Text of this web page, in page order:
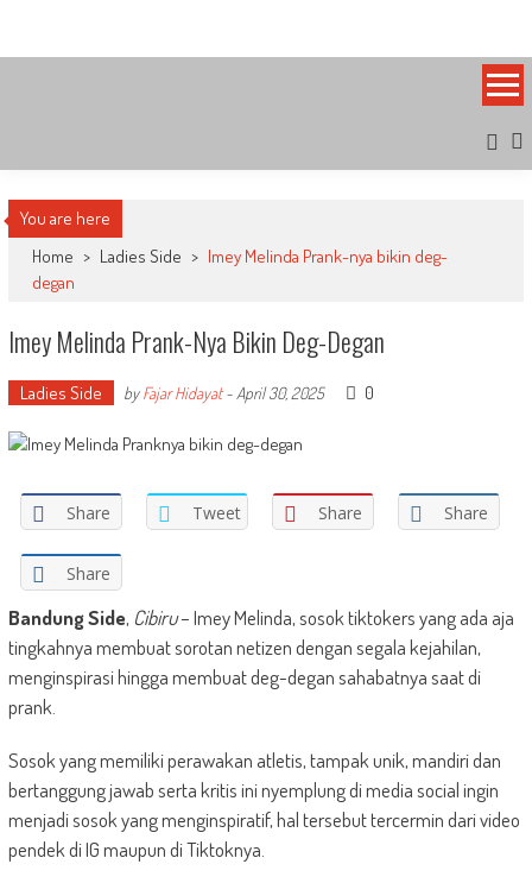
content
You are here
Home > Ladies Side > Imey Melinda Prank-nya bikin deg-
degan
Imey Melinda Prank-Nya Bikin Deg-Degan
Ladies Side byFajar Hidayat- April 30, 2025 0
Share Tweet Share Share
Share
Bandung Side, Cibiru– Imey Melinda, sosok tiktokers yang ada aja
tingkahnya membuat sorotan netizen dengan segala kejahilan,
menginspirasi hingga membuat deg-degan sahabatnya saat di
prank.
Sosok yang memiliki perawakan atletis, tampak unik, mandiri dan
bertanggung jawab serta kritis ini nyemplung di media social ingin
menjadi sosok yang menginspiratif, hal tersebut tercermin dari video
pendek di IG maupun di Tiktoknya.